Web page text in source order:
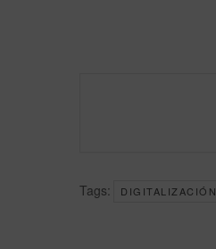
Tags: DIGITALIZACIÓN